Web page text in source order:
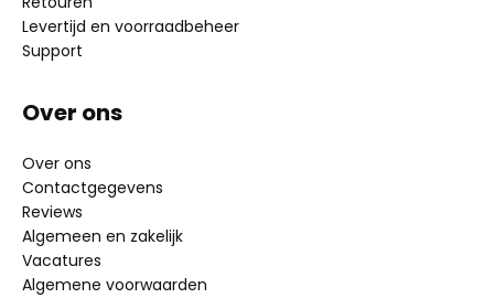
Levertijd en voorraadbeheer
Support
Over ons
Over ons
Contactgegevens
Reviews
Algemeen en zakelijk
Vacatures
Algemene voorwaarden